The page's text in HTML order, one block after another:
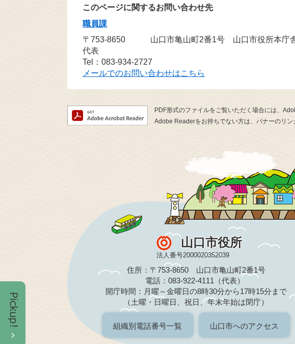
このページに関するお問い合わせ先
職員課
〒753-8650
山口市亀山町2番1号 山口市役所本庁
代表
Tel：083-934-2727
メールでのお問い合わせはこちら
PDF形式のファイルをご覧いただく場合には、
Adobe Readerをお持ちでない方は、バナーのリン
山口市役所
法人番号2000020352039
住所：〒753-8650 山口市亀山町2番1号
電話：083-922-4111（代表）
開庁時間：月曜～金曜日の8時30分から17時15分まで
（土曜・日曜日、祝日、年末年始は閉庁）
組織別電話番号一覧 山口市へのアクセス